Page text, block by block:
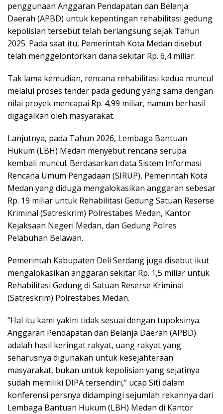
penggunaan Anggaran Pendapatan dan Belanja
Daerah (APBD) untuk kepentingan rehabilitasi gedung
kepolisian tersebut telah berlangsung sejak Tahun
2025. Pada saat itu, Pemerintah Kota Medan disebut
telah menggelontorkan dana sekitar Rp. 6,4 miliar.
Tak lama kemudian, rencana rehabilitasi kedua muncul
melalui proses tender pada gedung yang sama dengan
nilai proyek mencapai Rp. 4,99 miliar, namun berhasil
digagalkan oleh masyarakat.
Lanjutnya, pada Tahun 2026, Lembaga Bantuan
Hukum (LBH) Medan menyebut rencana serupa
kembali muncul. Berdasarkan data Sistem Informasi
Rencana Umum Pengadaan (SIRUP), Pemerintah Kota
Medan yang diduga mengalokasikan anggaran sebesar
Rp. 19 miliar untuk Rehabilitasi Gedung Satuan Reserse
Kriminal (Satreskrim) Polrestabes Medan, Kantor
Kejaksaan Negeri Medan, dan Gedung Polres
Pelabuhan Belawan.
Pemerintah Kabupaten Deli Serdang juga disebut ikut
mengalokasikan anggaran sekitar Rp. 1,5 miliar untuk
Rehabilitasi Gedung di Satuan Reserse Kriminal
(Satreskrim) Polrestabes Medan.
“Hal itu kami yakini tidak sesuai dengan tupoksinya.
Anggaran Pendapatan dan Belanja Daerah (APBD)
adalah hasil keringat rakyat, uang rakyat yang
seharusnya digunakan untuk kesejahteraan
masyarakat, bukan untuk kepolisian yang sejatinya
sudah memiliki DIPA tersendiri,” ucap Siti dalam
konferensi persnya didampingi sejumlah rekannya dari
Lembaga Bantuan Hukum (LBH) Medan di Kantor